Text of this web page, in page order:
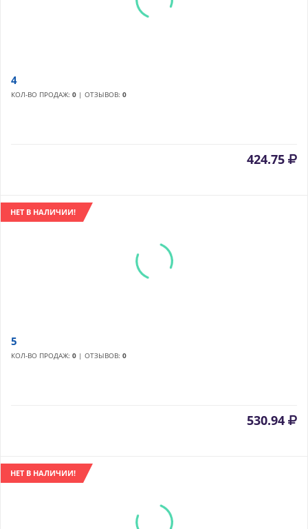
4
КОЛ-ВО ПРОДАЖ: 0 | ОТЗЫВОВ: 0
424.75
НЕТ В НАЛИЧИИ!
5
КОЛ-ВО ПРОДАЖ: 0 | ОТЗЫВОВ: 0
530.94
НЕТ В НАЛИЧИИ!